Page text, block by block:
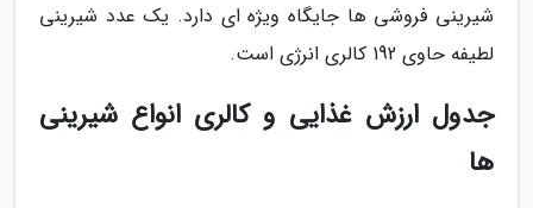
شیرینی فروشی ها جایگاه ویژه ای دارد. یک عدد شیرینی
لطیفه حاوی 192 کالری انرژی است.
جدول ارزش غذایی و کالری انواع شیرینی
ها